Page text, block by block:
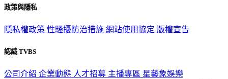
政策與隱私
隱私權政策 性騷擾防治措施 網站使用協定 版權宣告
認識 TVBS
公司介紹 企業動態 人才招募 主播專區 星藝象娛樂